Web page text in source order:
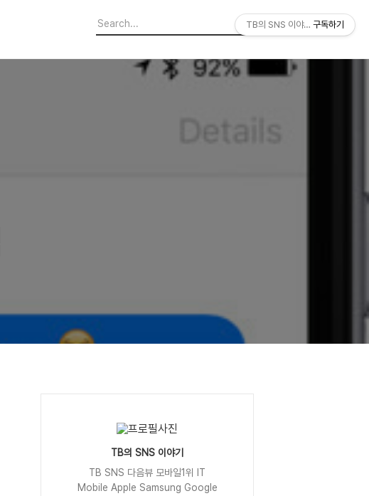
TB의 SNS 이야기
TB SNS 다음뷰 모바일1위 IT
Mobile Apple Samsung Google
TB의 SNS 이야기 구독하기